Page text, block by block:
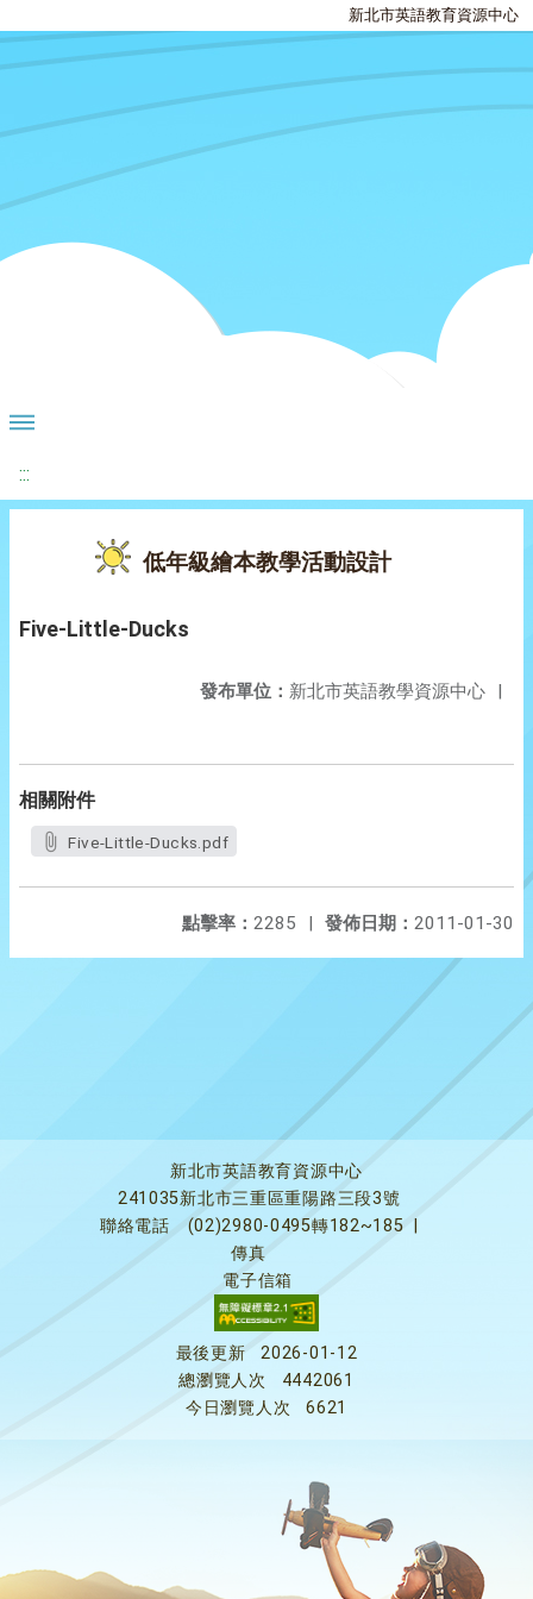
新北市英語教育資源中心
:::
低年級繪本教學活動設計
Five-Little-Ducks
發布單位： 新北市英語教學資源中心 |
相關附件
Five-Little-Ducks.pdf
發佈日期： 2011-01-30
點擊率： 2285 |
新北市英語教育資源中心
241035新北市三重區重陽路三段3號
聯絡電話
(02)2980-0495轉182~185
傳真
電子信箱
最後更新
2026-01-12
總瀏覽人次
4442061
今日瀏覽人次
6621